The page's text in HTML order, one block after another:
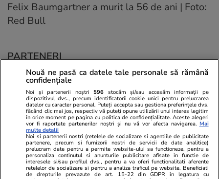
Felix Baumgartner a murit la 56 de ani | Foto:
Red Bull
PARTENERI
Nouă ne pasă ca datele tale personale să rămână
confidențiale
Noi și partenerii noștri 596 stocăm și/sau accesăm informații pe
dispozitivul dvs., precum identificatorii cookie unici pentru prelucrarea
datelor cu caracter personal. Puteți accepta sau gestiona preferințele dvs.
făcând clic mai jos, respectiv vă puteți opune utilizării unui interes legitim
în orice moment pe pagina cu politica de confidențialitate. Aceste alegeri
vor fi raportate partenerilor noștri și nu vă vor afecta navigarea. Mai
multe detalii
Noi si partenerii nostri (retelele de socializare si agentiile de publicitate
partenere, precum si furnizorii nostri de servicii de date analitice)
prelucram date pentru a permite website-ului sa functioneze, pentru a
personaliza continutul si anunturile publicitare afisate in functie de
interesele si/sau profilul dvs., pentru a va oferi functionalitati aferente
retelelor de socializare si pentru a analiza traficul pe website. Beneficiati
de drepturile prevazute de art. 15-22 din GDPR in legatura cu